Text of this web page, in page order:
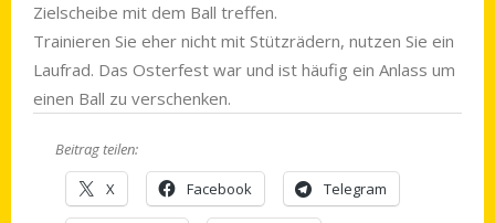
Ziel­scheibe mit dem Ball treffen.
Trainieren Sie eher nicht mit Stützrädern, nutzen Sie ein
Laufrad. Das Osterfest war und ist häufig ein Anlass um
einen Ball zu verschenken.
Beitrag teilen:
X
Facebook Telegram